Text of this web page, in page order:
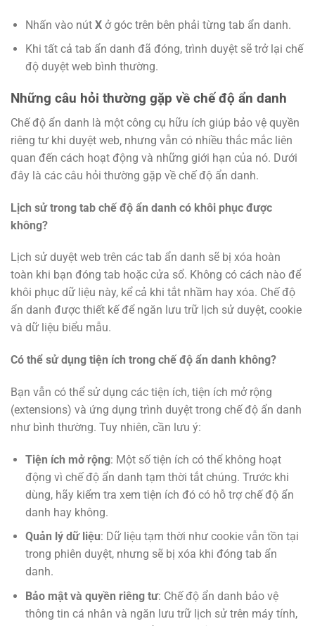
Nhấn vào nút Xở góc trên bên phải từng tab ẩn danh.
Khi tất cả tab ẩn danh đã đóng, trình duyệt sẽ trở lại chế
độ duyệt web bình thường.
Những câu hỏi thường gặp về chế độ ẩn danh
Chế độ ẩn danh là một công cụ hữu ích giúp bảo vệ quyền
riêng tư khi duyệt web, nhưng vẫn có nhiều thắc mắc liên
quan đến cách hoạt động và những giới hạn của nó. Dưới
đây là các câu hỏi thường gặp về chế độ ẩn danh.
Lịch sử trong tab chế độ ẩn danh có khôi phục được
không?
Lịch sử duyệt web trên các tab ẩn danh sẽ bị xóa hoàn
toàn khi bạn đóng tab hoặc cửa sổ. Không có cách nào để
khôi phục dữ liệu này, kể cả khi tắt nhầm hay xóa. Chế độ
ẩn danh được thiết kế để ngăn lưu trữ lịch sử duyệt, cookie
và dữ liệu biểu mẫu.
Có thể sử dụng tiện ích trong chế độ ẩn danh không?
Bạn vẫn có thể sử dụng các tiện ích, tiện ích mở rộng
(extensions) và ứng dụng trình duyệt trong chế độ ẩn danh
như bình thường. Tuy nhiên, cần lưu ý:
Tiện ích mở rộng: Một số tiện ích có thể không hoạt
động vì chế độ ẩn danh tạm thời tắt chúng. Trước khi
dùng, hãy kiểm tra xem tiện ích đó có hỗ trợ chế độ ẩn
danh hay không.
Quản lý dữ liệu: Dữ liệu tạm thời như cookie vẫn tồn tại
trong phiên duyệt, nhưng sẽ bị xóa khi đóng tab ẩn
danh.
Bảo mật và quyền riêng tư: Chế độ ẩn danh bảo vệ
thông tin cá nhân và ngăn lưu trữ lịch sử trên máy tính,